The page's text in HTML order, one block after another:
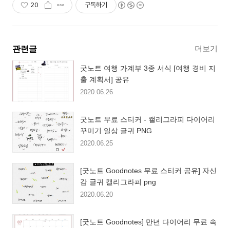
20 구독하기
관련글 더보기
굿노트 여행 가계부 3종 서식 [여행 경비 지
출 계획서] 공유
2020.06.26
굿노트 무료 스티커 - 캘리그라피 다이어리
꾸미기 일상 글귀 PNG
2020.06.25
[굿노트 Goodnotes 무료 스티커 공유] 자신
감 글귀 캘리그라피 png
2020.06.20
[굿노트 Goodnotes] 만년 다이어리 무료 속